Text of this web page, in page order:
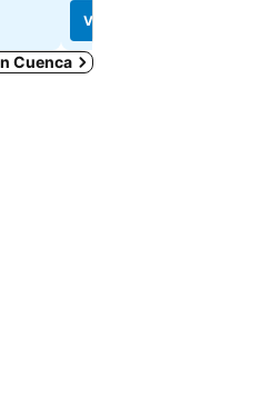
Ver precios
Cuenca